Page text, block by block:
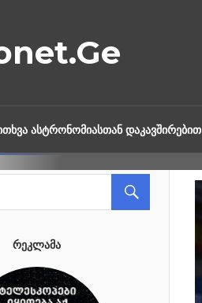
ᲐᲡᲢᲠᲝᲜᲝᲛᲘᲐᲡᲗᲐᲜ ᲓᲐᲙᲐᲕᲨᲘᲠᲔᲑᲘᲗ
ᲠᲔᲙᲚᲐᲛᲐ